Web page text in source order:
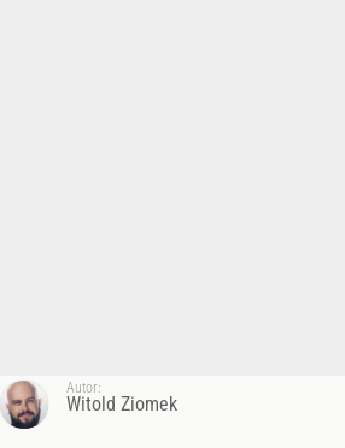
Autor:
Witold Ziomek